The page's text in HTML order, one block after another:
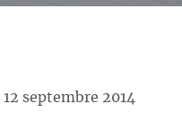
12 septembre 2014